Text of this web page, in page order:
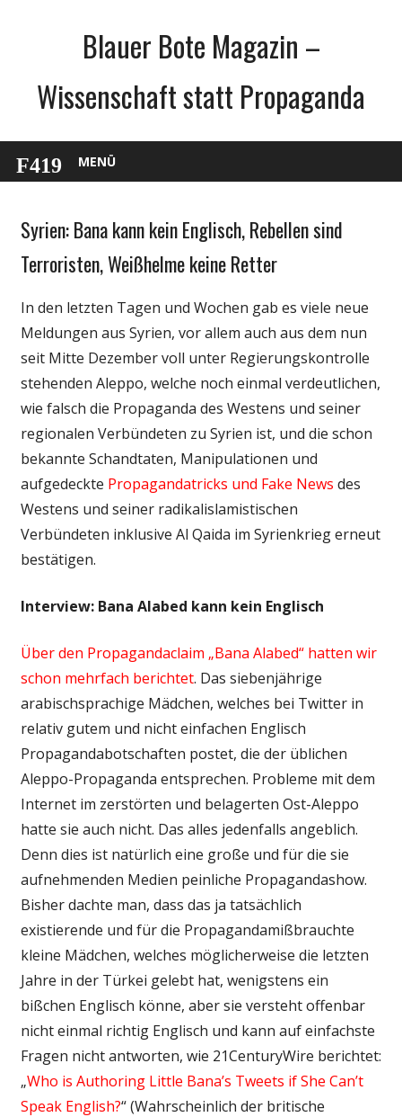
Blauer Bote Magazin –
Wissenschaft statt Propaganda
MENÜ
Gesellschaft
Wissenschaft
Syrien: Bana kann kein Englisch, Rebellen sind
Terroristen, Weißhelme keine Retter
In den letzten Tagen und Wochen gab es viele neue
Meldungen aus Syrien, vor allem auch aus dem nun
seit Mitte Dezember voll unter Regierungskontrolle
stehenden Aleppo, welche noch einmal verdeutlichen,
wie falsch die Propaganda des Westens und seiner
regionalen Verbündeten zu Syrien ist, und die schon
bekannte Schandtaten, Manipulationen und
aufgedeckte Propagandatricks und Fake News des
Westens und seiner radikalislamistischen
Verbündeten inklusive Al Qaida im Syrienkrieg erneut
bestätigen.
Interview: Bana Alabed kann kein Englisch
Über den Propagandaclaim „Bana Alabed“ hatten wir
schon mehrfach berichtet. Das siebenjährige
arabischsprachige Mädchen, welches bei Twitter in
relativ gutem und nicht einfachen Englisch
Propagandabotschaften postet, die der üblichen
Aleppo-Propaganda entsprechen. Probleme mit dem
Internet im zerstörten und belagerten Ost-Aleppo
hatte sie auch nicht. Das alles jedenfalls angeblich.
Denn dies ist natürlich eine große und für die sie
aufnehmenden Medien peinliche Propagandashow.
Bisher dachte man, dass das ja tatsächlich
existierende und für die Propagandamißbrauchte
kleine Mädchen, welches möglicherweise die letzten
Jahre in der Türkei gelebt hat, wenigstens ein
bißchen Englisch könne, aber sie versteht offenbar
nicht einmal richtig Englisch und kann auf einfachste
Fragen nicht antworten, wie 21CenturyWire berichtet:
„Who is Authoring Little Bana’s Tweets if She Can’t
Speak English?“ (Wahrscheinlich der britische